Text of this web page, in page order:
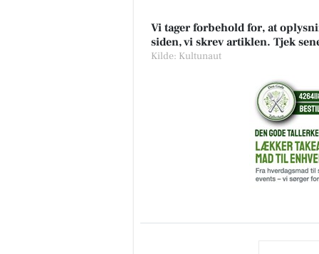
Vi tager forbehold for, at
siden, vi skrev artiklen. Tjek
Kilde: Kultunaut
Nybolig Sæby A/S
🍃 ÅBENT HUS MED
- HYGGE TÆT PÅ NATUREN
august 2026 kl. 14.30 - 15.00 🗓️